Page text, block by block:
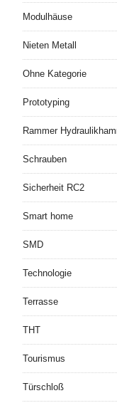
Modulhäuse
Nieten Metall
Ohne Kategorie
Prototyping
Rammer
Schrauben
Sicherheit RC2
Smart home
SMD
Technologie
Terrasse
THT
Tourismus
Türschloß